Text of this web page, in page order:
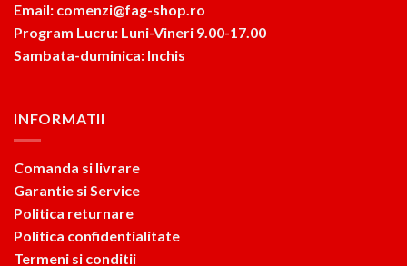
Email: comenzi@fag-shop.ro
Program Lucru: Luni-Vineri 9.00-17.00
Sambata-duminica: Inchis
INFORMATII
Comanda si livrare
Garantie si Service
Politica returnare
Politica confidentialitate
Termeni si conditii